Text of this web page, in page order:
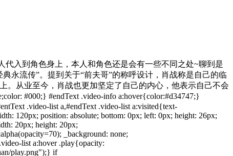
入到角色身上，本人和角色还是会有一些不同之处~聊到是
永流传”。提到关于“前夫哥”的称呼设计，肖战称是自己的临
。从业至今，肖战也更加坚定了自己的内心，他表示自己不会
#000;} #endText .video-info a:hover{color:#d34747;}
.video-list a,#endText .video-list a:visited{text-
120px; position: absolute; bottom: 0px; left: 0px; height: 26px;
20px; height: 20px;
_background: none;
list a:hover .play{opacity:
play.png");} if